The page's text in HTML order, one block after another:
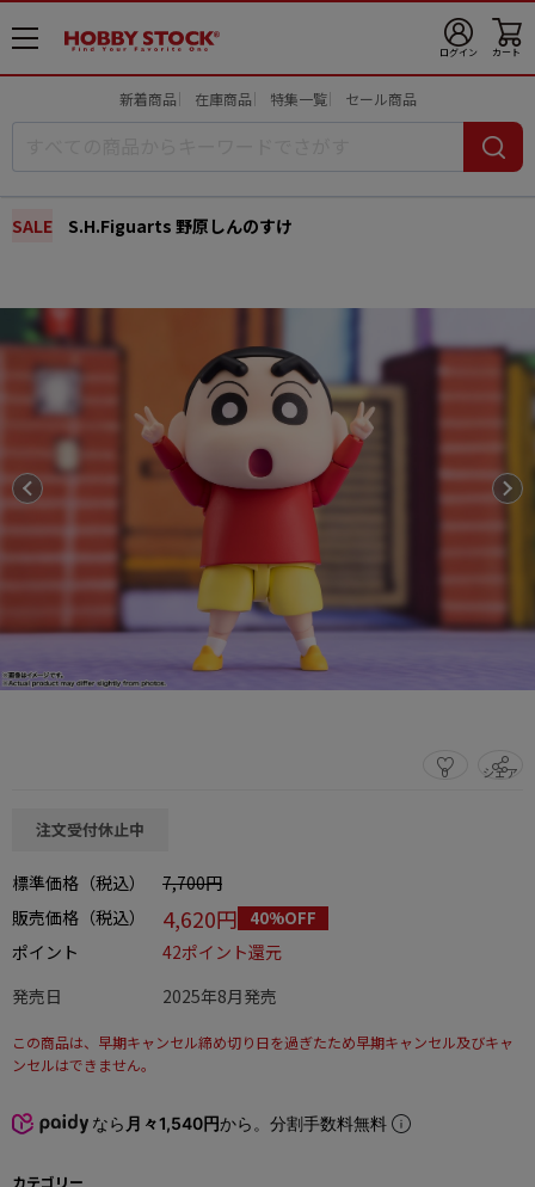
メ
ニ
ログイン カート
新着商品 在庫商品 特集一覧 セール商品
SALE S.H.Figuarts 野原しんのすけ
0 シェア
この商品をシェアする
注文受付休止中
標準価格（税込）
7,700円
販売価格（税込）
4,620円 40%OFF
ポイント
42ポイント還元
発売日
2025年8月発売
この商品は、早期キャンセル締め切り日を過ぎたため早期キャンセル及びキャ
ンセルはできません。
なら 月々1,540円から。分割手数料無料
カテゴリー